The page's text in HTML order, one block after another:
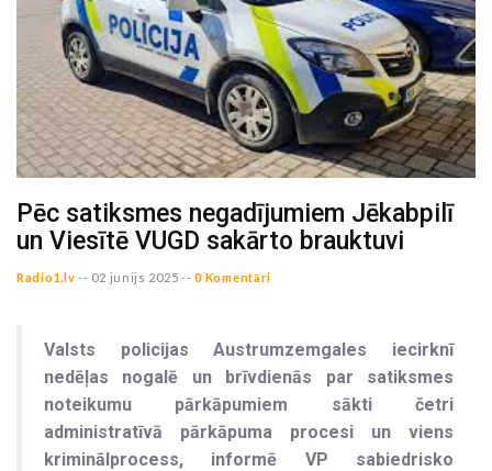
Pēc satiksmes negadījumiem Jēkabpilī
un Viesītē VUGD sakārto brauktuvi
Radio1.lv -- 02 junijs 2025 -- 0 Komentāri
Valsts policijas Austrumzemgales iecirknī
nedēļas nogalē un brīvdienās par satiksmes
noteikumu pārkāpumiem sākti četri
administratīvā pārkāpuma procesi un viens
kriminālprocess, informē VP sabiedrisko